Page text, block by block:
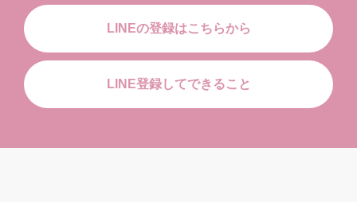
LINEの登録はこちらから
LINE登録してできること